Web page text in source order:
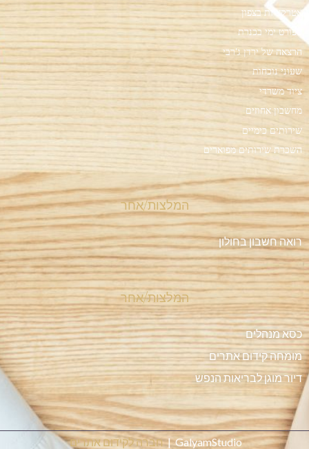
אטרקציות בצפון
ספורט ימי בכנרת
הרצאה של ירדן ג'רבי
שעוני נוכחות
ציוד משרדי
מחשבון אחוזים
שירותים כימיים
השכרת שירותים מפוארים
המלצות/אחר
רואה חשבון בחולון
המלצות/אחר
כסא מנהלים
מומחה קידום אתרים
דיור מוגן לבריאות הנפש
GalyamStudio | חברה לקידום אתרים